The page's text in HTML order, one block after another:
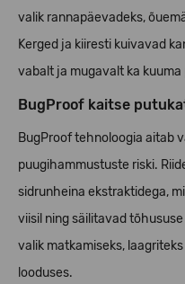
valik rannapäevadeks,
Kerged ja kiiresti kuivavad
vabalt ja mugavalt ka kuuma
BugProof kaitse
BugProof tehnoloogia aitab
puugihammustuste riski.
sidrunheina ekstraktidega,
viisil ning säilitavad
valik matkamiseks,
looduses.